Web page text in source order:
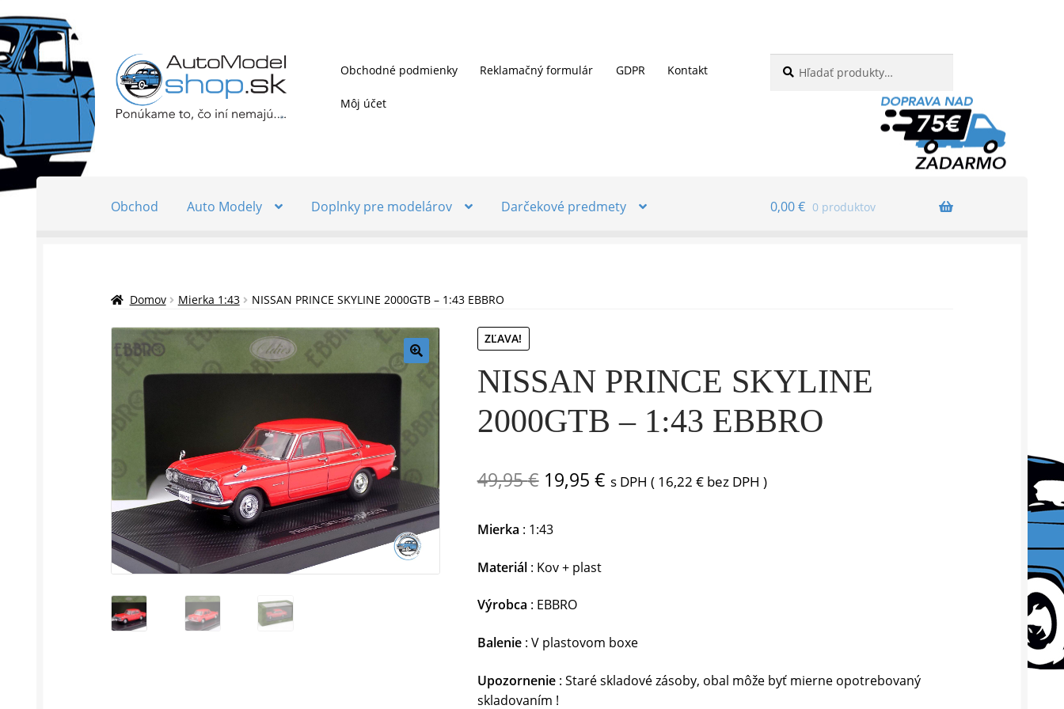
Preskočiť
na
navigáciu
Preskočiť
na
obsah
Obchodné podmienky Reklamačný formulár GDPR Kontakt
Môj účet
Obchod Auto Modely Doplnky pre modelárov Darčekové predmety 0,00€ 0 produktov
Domov Mierka 1:43 NISSAN PRINCE SKYLINE 2000GTB – 1:43 EBBRO
ZĽAVA!
🔍
NISSAN PRINCE SKYLINE
2000GTB – 1:43 EBBRO
49,95€ Pôvodná
bola:
49,95 €.
19,95 €Aktuálna
s DPH ( 16,22 €bez DPH )
Mierka : 1:43
Materiál: Kov + plast
Výrobca : EBBRO
Balenie: V plastovom boxe
Upozornenie: Staré skladové zásoby, obal môže byť mierne opotrebovaný
skladovaním !